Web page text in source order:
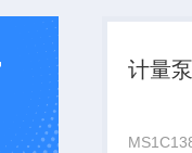
计量泵
MS1C138C Z大流量